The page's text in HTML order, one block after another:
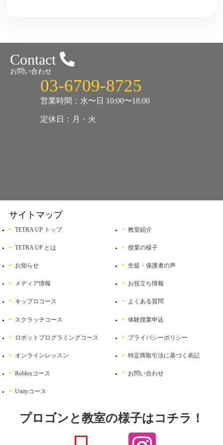
Contact
お問い合わせ
03-6709-8725
営業時間：水〜日 10:00〜18:00
定休日：月・火
サイトマップ
TETRA UP トップ
TETRA UP とは
お知らせ
メディア情報
キップロコース
スクラッチコース
ロボットプログラミングコース
オンラインレッスン
Robloxコース
Unityコース
教室紹介
授業の様子
生徒・保護者の声
お役立ち情報
よくある質問
体験授業申込
プライバシーポリシー
特定商取引法に基づく表記
お問い合わせ
プロゴンと教室の様子はコチラ！